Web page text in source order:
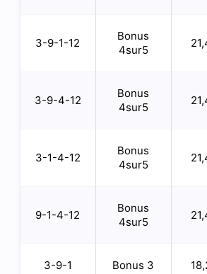
3-9-1-12
Bonus
4sur5
3-9-4-12
Bonus
4sur5
3-1-4-12
Bonus
4sur5
9-1-4-12
Bonus
4sur5
3-9-1 Bonus 3